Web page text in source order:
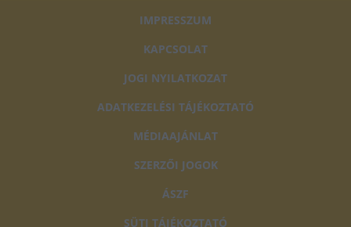
IMPRESSZUM
KAPCSOLAT
JOGI NYILATKOZAT
ADATKEZELÉSI TÁJÉKOZTATÓ
MÉDIAAJÁNLAT
SZERZŐI JOGOK
ÁSZF
SÜTI TÁJÉKOZTATÓ